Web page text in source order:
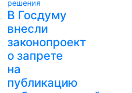
В Госдуму
внесли
законопроект
о запрете
на
публикацию